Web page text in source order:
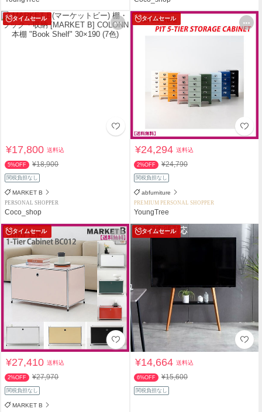
タイムセール
¥17,800送料込
5%OFF ¥18,900
関税負担なし
MARKET B
PERSONAL SHOPPER
Coco_shop
タイムセール
¥24,294送料込
2%OFF ¥24,790
関税負担なし
abfurniture
PREMIUM PERSONAL SHOPPER
YoungTree
タイムセール
¥27,410送料込
2%OFF ¥27,970
関税負担なし
MARKET B
タイムセール
¥14,664送料込
6%OFF ¥15,600
関税負担なし